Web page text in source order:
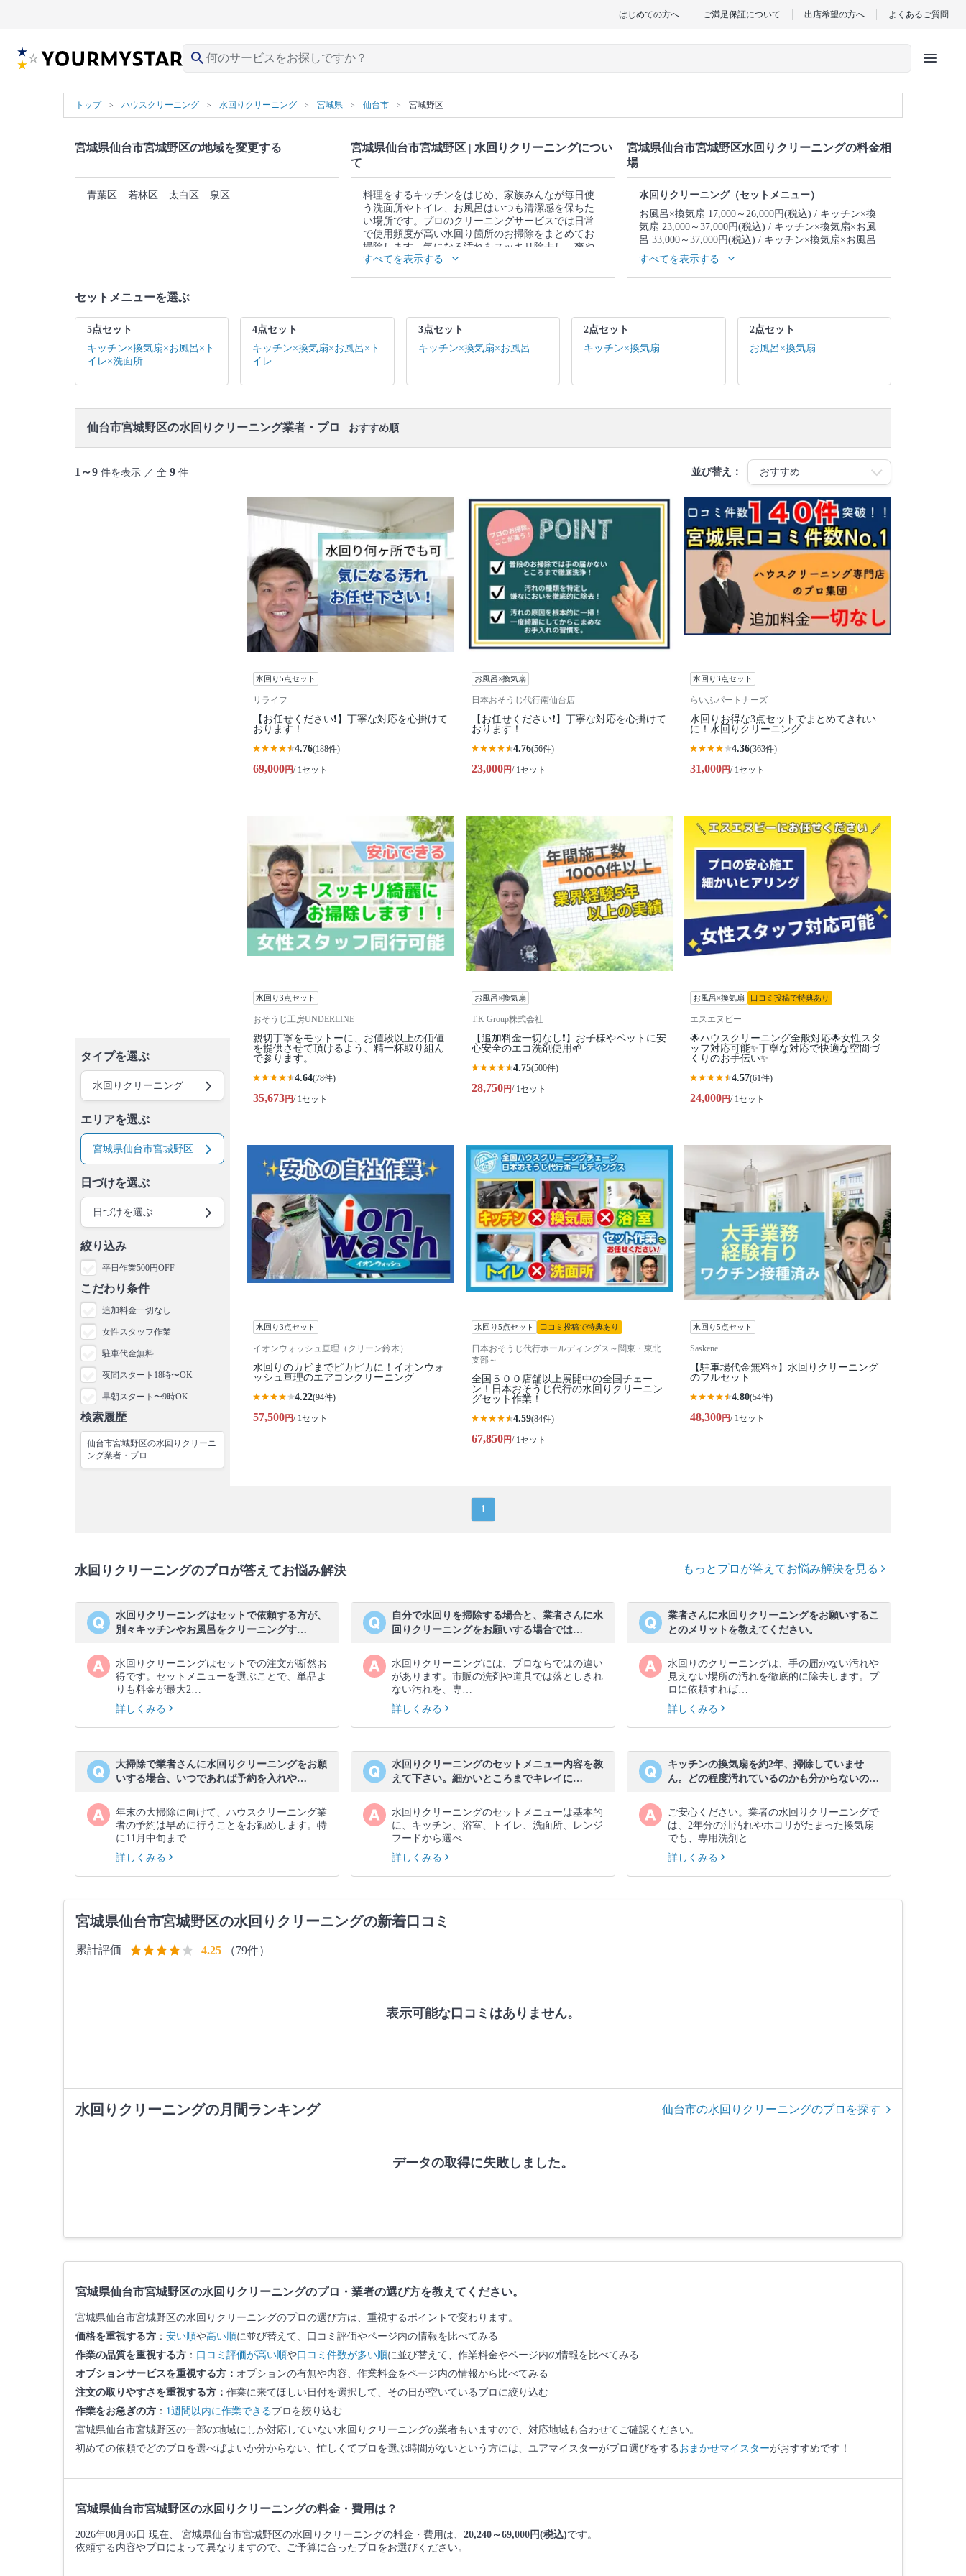
はじめての方へ ご満足保証について 出店希望の方へ よくあるご質問
search menu
トップ ハウスクリーニング 水回りクリーニング 宮城県 仙台市 宮城野区
宮城県仙台市宮城野区の地域を変更する
青葉区 若林区 太白区 泉区
宮城県仙台市宮城野区 | 水回りクリーニングについ
て
料理をするキッチンをはじめ、家族みんなが毎日使
う洗面所やトイレ、お風呂はいつも清潔感を保ちた
い場所です。プロのクリーニングサービスでは日常
で使用頻度が高い水回り箇所のお掃除をまとめてお
掃除します。気になる汚れをスッキリ除去し、爽や
かな空間を取り戻しませんか。
▼表示価格に含まれる水回りクリーニングの作業範
面所 4点セット：キッチン / 換気扇 / お風呂 / トイレ
3点セット：キッチン / 換気扇 / お風呂 2点セット：
キッチン / 換気扇 ※それぞれの「共通の作業範囲」
ります。
すべてを表示する
宮城県仙台市宮城野区水回りクリーニングの料金相
場
水回りクリーニング（セットメニュー）
お風呂×換気扇 17,000～26,000円(税込)
キッチン×換
気扇 23,000～37,000円(税込)
キッチン×換気扇×お風
呂 33,000～37,000円(税込)
キッチン×換気扇×お風呂
×トイレ 39,000～43,000円(税込)
お風呂×トイレ×洗面所 43,000～47,000円(税込)
すべてを表示する
セットメニューを選ぶ
5点セット
キッチン×換気扇×お風呂×ト
イレ×洗面所
4点セット
キッチン×換気扇×お風呂×ト
イレ
3点セット
キッチン×換気扇×お風呂
2点セット
キッチン×換気扇
2点セット
お風呂×換気扇
仙台市宮城野区の水回りクリーニング業者・プロ おすすめ順
1～9 件を表示 ／ 全 9 件 並び替え：
タイプを選ぶ
水回りクリーニング
エリアを選ぶ
宮城県仙台市宮城野区
日づけを選ぶ
日づけを選ぶ
絞り込み
平日作業500円OFF
こだわり条件
追加料金一切なし
女性スタッフ作業
駐車代金無料
夜間スタート18時〜OK
早朝スタート〜9時OK
検索履歴
仙台市宮城野区の水回りクリーニ
ング業者・プロ
水回り5点セット
リライフ
【お任せください❗️】丁寧な対応を心掛けて
おります！
4.76(188件)
69,000円/ 1セット
お風呂×換気扇
日本おそうじ代行南仙台店
【お任せください❗️】丁寧な対応を心掛けて
おります！
4.76(56件)
23,000円/ 1セット
水回り3点セット
らいふパートナーズ
水回りお得な3点セットでまとめてきれい
に！水回りクリーニング
4.36(363件)
31,000円/ 1セット
水回り3点セット
おそうじ工房UNDERLINE
親切丁寧をモットーに、お値段以上の価値
を提供させて頂けるよう、精一杯取り組ん
で参ります。
4.64(78件)
35,673円/ 1セット
お風呂×換気扇
T.K Group株式会社
【追加料金一切なし❗️】お子様やペットに安
心安全のエコ洗剤使用🌱
4.75(500件)
28,750円/ 1セット
お風呂×換気扇 口コミ投稿で特典あり
エスエヌビー
🌟ハウスクリーニング全般対応🌟女性スタ
ッフ対応可能✨丁寧な対応で快適な空間づ
くりのお手伝い✨
4.57(61件)
24,000円/ 1セット
水回り3点セット
イオンウォッシュ亘理（クリーン鈴木）
水回りのカビまでピカピカに！イオンウォ
ッシュ亘理のエアコンクリーニング
4.22(94件)
57,500円/ 1セット
水回り5点セット 口コミ投稿で特典あり
日本おそうじ代行ホールディングス～関東・東北
支部～
全国５００店舗以上展開中の全国チェー
ン！日本おそうじ代行の水回りクリーニン
グセット作業！
4.59(84件)
67,850円/ 1セット
水回り5点セット
Saskene
【駐車場代金無料⭐️】水回りクリーニング
のフルセット
4.80(54件)
48,300円/ 1セット
1
水回りクリーニングのプロが答えてお悩み解決 もっとプロが答えてお悩み解決を見る
水回りクリーニングはセットで依頼する方が、
別々キッチンやお風呂をクリーニングす…
水回りクリーニングはセットでの注文が断然お
得です。セットメニューを選ぶことで、単品よ
りも料金が最大2…
詳しくみる
自分で水回りを掃除する場合と、業者さんに水
回りクリーニングをお願いする場合では…
水回りクリーニングには、プロならではの違い
があります。市販の洗剤や道具では落としきれ
ない汚れを、専…
詳しくみる
業者さんに水回りクリーニングをお願いするこ
とのメリットを教えてください。
水回りのクリーニングは、手の届かない汚れや
見えない場所の汚れを徹底的に除去します。プ
ロに依頼すれば…
詳しくみる
大掃除で業者さんに水回りクリーニングをお願
いする場合、いつであれば予約を入れや…
年末の大掃除に向けて、ハウスクリーニング業
者の予約は早めに行うことをお勧めします。特
に11月中旬まで…
詳しくみる
水回りクリーニングのセットメニュー内容を教
えて下さい。細かいところまでキレイに…
水回りクリーニングのセットメニューは基本的
に、キッチン、浴室、トイレ、洗面所、レンジ
フードから選べ…
詳しくみる
キッチンの換気扇を約2年、掃除していませ
ん。どの程度汚れているのかも分からないの…
ご安心ください。業者の水回りクリーニングで
は、2年分の油汚れやホコリがたまった換気扇
でも、専用洗剤と…
詳しくみる
宮城県仙台市宮城野区の水回りクリーニングの新着口コミ
累計評価 4.25 （79件）
表示可能な口コミはありません。
水回りクリーニングの月間ランキング 仙台市の水回りクリーニングのプロを探す
データの取得に失敗しました。
宮城県仙台市宮城野区の水回りクリーニングのプロ・業者の選び方を教えてください。
宮城県仙台市宮城野区の水回りクリーニングのプロの選び方は、重視するポイントで変わります。
価格を重視する方 ： 安い順や高い順に並び替えて、口コミ評価やページ内の情報を比べてみる
作業の品質を重視する方 ： 口コミ評価が高い順や口コミ件数が多い順に並び替えて、作業料金やページ内の情報を比べてみる
オプションサービスを重視する方： オプションの有無や内容、作業料金をページ内の情報から比べてみる
注文の取りやすさを重視する方： 作業に来てほしい日付を選択して、その日が空いているプロに絞り込む
作業をお急ぎの方 ： 1週間以内に作業できるプロを絞り込む
宮城県仙台市宮城野区の一部の地域にしか対応していない水回りクリーニングの業者もいますので、対応地域も合わせてご確認ください。
初めての依頼でどのプロを選べばよいか分からない、忙しくてプロを選ぶ時間がないという方には、ユアマイスターがプロ選びをする おまかせマイスターがおすすめです！
宮城県仙台市宮城野区の水回りクリーニングの料金・費用は？
2026年08月06日 現在、 宮城県仙台市宮城野区の水回りクリーニングの料金・費用は、 20,240～69,000円(税込)です。
依頼する内容やプロによって異なりますので、ご予算に合ったプロをお選びください。